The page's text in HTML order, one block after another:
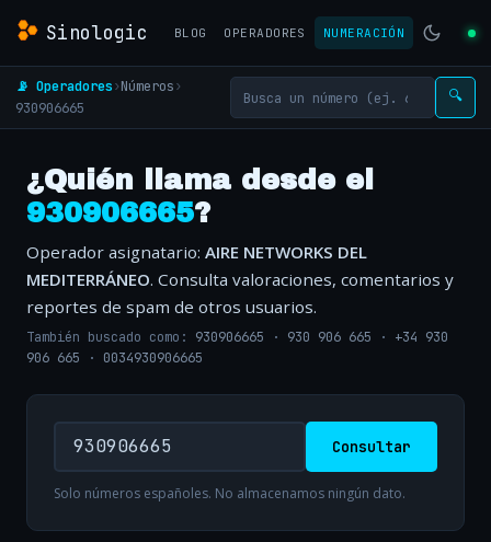
Sinologic BLOG OPERADORES NUMERACIÓN
📡 Operadores›Números›
930906665
🔍
¿Quién llama desde el
930906665?
Operador asignatario: AIRE NETWORKS DEL
MEDITERRÁNEO. Consulta valoraciones, comentarios y
reportes de spam de otros usuarios.
También buscado como: 930906665 · 930 906 665 · +34 930
906 665 · 0034930906665
Consultar
Solo números españoles. No almacenamos ningún dato.